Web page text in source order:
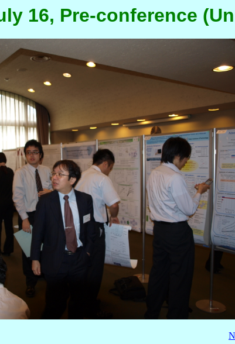
16, Pre-conference